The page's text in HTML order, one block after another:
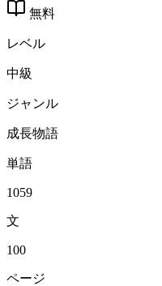
無料
レベル
中級
ジャンル
成長物語
単語
1059
文
100
ページ